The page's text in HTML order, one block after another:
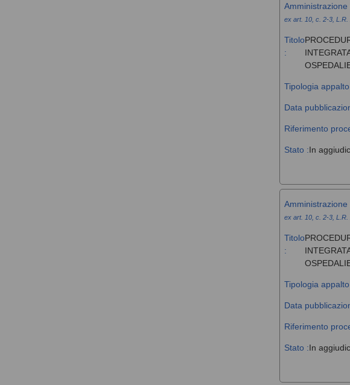
ex art. 10, c. 2-3, L.R.
Titolo
:
Tipologia
Data
Riferimento
Stato :In
ex art. 10, c. 2-3, L.R.
Titolo
:
Tipologia
Data
Riferimento
Stato :In